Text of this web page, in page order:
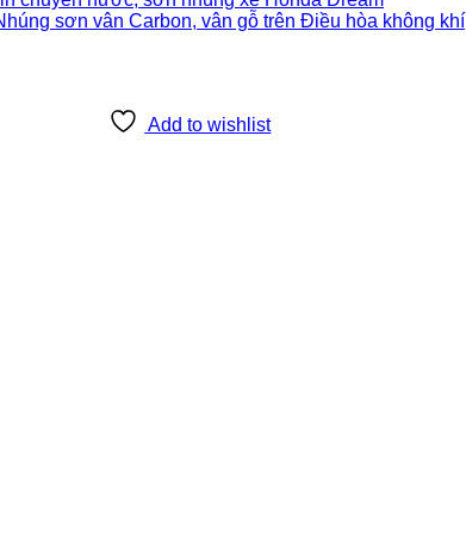
sơn vân Carbon, vân gỗ trên Điều hòa không khí
Add to wishlist